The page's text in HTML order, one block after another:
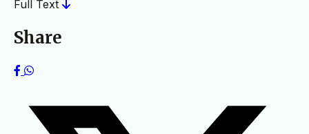
Full Text
Share